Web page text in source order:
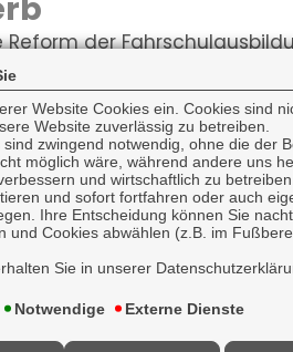
der
sind im
Website Cookies ein. Cookies sind
Website zuverlässig zu betreiben.
zwingend notwendig, ohne die der
möglich wäre, während andere uns
und wirtschaftlich zu
und sofort fortfahren oder auch
Ihre Entscheidung können Sie
und Cookies abwählen (z.B. im
Sie in unserer
Notwendige Externe Dienste